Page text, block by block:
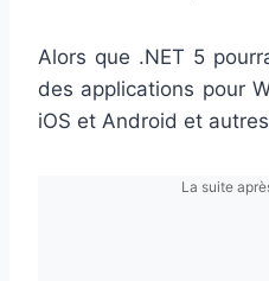
Alors que .NET 5
des applications pour
iOS et Android et
La suite